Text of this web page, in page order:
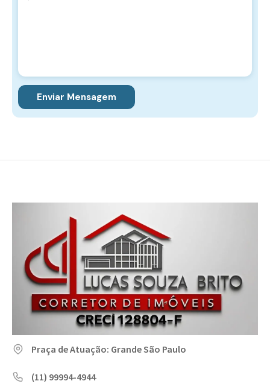
Enviar Mensagem
Praça de Atuação: Grande São Paulo
(11) 99994-4944